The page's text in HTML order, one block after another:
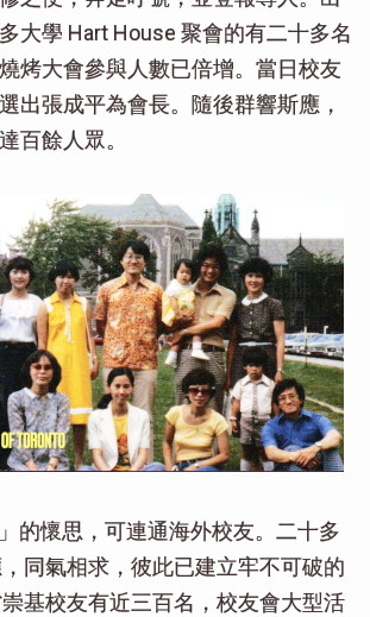
大學 Hart House 聚會的有二十多名
烤大會參與人數已倍增。當日校友
出張成平為會長。隨後群響斯應，
百餘人眾。
懷思，可連通海外校友。二十多
同氣相求，彼此已建立牢不可破的
基校友有近三百名，校友會大型活